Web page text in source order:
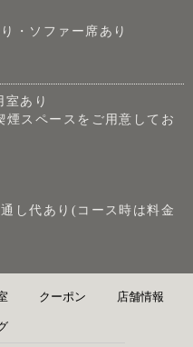
・ソファー席あり
室あり
煙スペースをご用意してお
し代あり(コース時は料金
クーポン 店舗情報